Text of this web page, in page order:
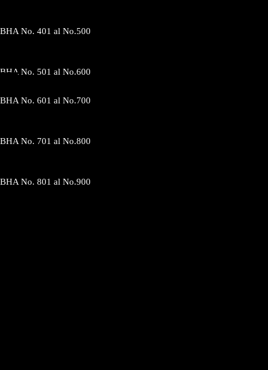
BHA No. 401 al No.500
BHA No. 501 al No.600
BHA No. 601 al No.700
BHA No. 701 al No.800
BHA No. 801 al No.900